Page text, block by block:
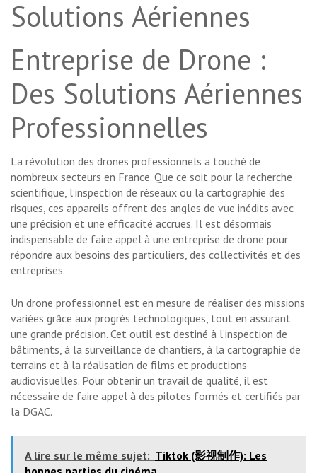
Solutions Aériennes
Entreprise de Drone :
Des Solutions Aériennes
Professionnelles
La révolution des drones professionnels a touché de
nombreux secteurs en France. Que ce soit pour la recherche
scientifique, l’inspection de réseaux ou la cartographie des
risques, ces appareils offrent des angles de vue inédits avec
une précision et une efficacité accrues. Il est désormais
indispensable de faire appel à une entreprise de drone pour
répondre aux besoins des particuliers, des collectivités et des
entreprises.
Un drone professionnel est en mesure de réaliser des missions
variées grâce aux progrès technologiques, tout en assurant
une grande précision. Cet outil est destiné à l’inspection de
bâtiments, à la surveillance de chantiers, à la cartographie de
terrains et à la réalisation de films et productions
audiovisuelles. Pour obtenir un travail de qualité, il est
nécessaire de faire appel à des pilotes formés et certifiés par
la DGAC.
A lire sur le même sujet: Tiktok (影视制作): Les